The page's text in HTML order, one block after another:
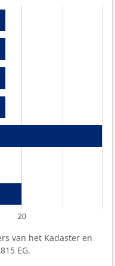
20
van het Kadaster en
EG.